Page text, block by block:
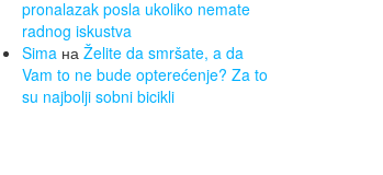
pronalazak posla ukoliko nemate
radnog iskustva
Simaна Želite da smršate, a da
Vam to ne bude opterećenje? Za to
su najbolji sobni bicikli